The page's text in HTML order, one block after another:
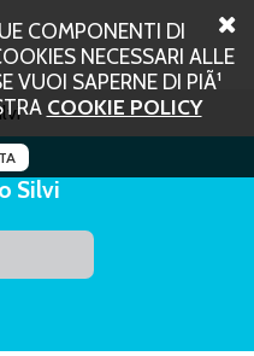
COMPONENTI DI
NECESSARI ALLE
VUOI SAPERNE DI PIÃ¹
COOKIE POLICY
Silvi